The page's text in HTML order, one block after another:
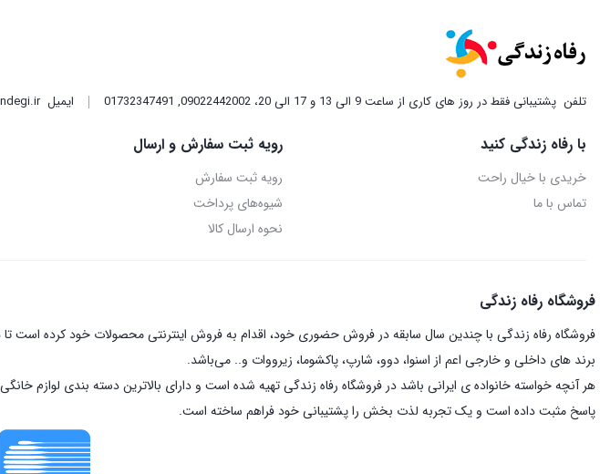
تلفن پشتیبانی فقط در روز های کاری از ساعت 9 الی 13 و 17 الی 20، 09022442002 ,
01732347491 ایمیل
با رفاه زندگی کنید
خریدی با خیال راحت
تماس با ما
رویه ثبت سفارش و ارسال
رویه ثبت سفارش
شیوه‌های پرداخت
نحوه ارسال کالا
فروشگاه رفاه زندگی
فروشگاه رفاه زندگی با چندین سال سابقه در فروش حضوری خود، اقدام به فروش اینترنتی محصولات خود کرده است تا
برند های داخلی و خارجی اعم از اسنوا، دوو، شارپ، پاکشوما، زیرووات و.. می‌باشد.
هر آنچه خواسته خانواده ی ایرانی باشد در فروشگاه رفاه زندگی تهیه شده است و دارای بالاترین دسته بندی لوازم
پاسخ مثبت داده است و یک تجربه لذت بخش را پشتیبانی خود فراهم ساخته است.